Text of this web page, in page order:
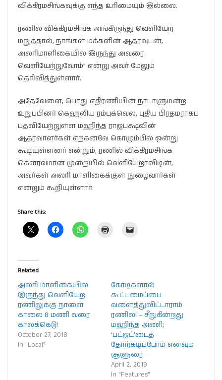
விக்கிரமசிங்கவுக்கு எந்த உரிமையும் இல்லை.
ரணில் விக்கிரமசிங்க அங்கிருந்து வெளியேற
மறுத்தால், நாங்கள் மக்களின் ஆதரவுடன்,
அலரிமாளிகையில் இருந்து அவரை
வெளியேற்றுவோம்” என்று அவர் மேலும்
தெரிவித்துள்ளார்.
அதேவேளை, பொது எதிரணியின் நாடாளுமன்ற
உறுப்பினர் கெஹலிய ரம்புக்வெல, புதிய பிரதமராகப்
பதவியேற்றுள்ள மஹிந்த ராஜபக்ஷவின்
ஆதரவாளர்கள் ஏற்கனவே கொழும்பில் ஒன்று
கூடியுள்ளனர் என்றும், ரணில் விக்கிரமசிங்க
கௌரவமான முறையில் வெளியேறாவிடின்,
அவர்கள் அலரி மாளிகைக்குள் நுழைவார்கள்
என்றும் கூறியுள்ளார்.
Share this:
Related
அலரி மாளிகையில்
இருந்து வெளியேற
ரணிலுக்கு நாளை
காலை 8 மணி வரை
காலக்கெடு!
October 27, 2018
In "Local"
கோடிகளால்
கூட்டமைப்பை
வளைத்துவிட்டாராம்
ரணில்! – சீறுகின்றது
மஹிந்த அணி;
‘பட்ஜட்’டைத்
தோற்கடிப்போம் எனவும்
சூளுரை
April 2, 2019
In "Features"